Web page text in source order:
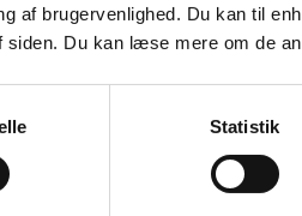
af brugervenlighed. Du kan til
Du kan læse mere om de
Statistik